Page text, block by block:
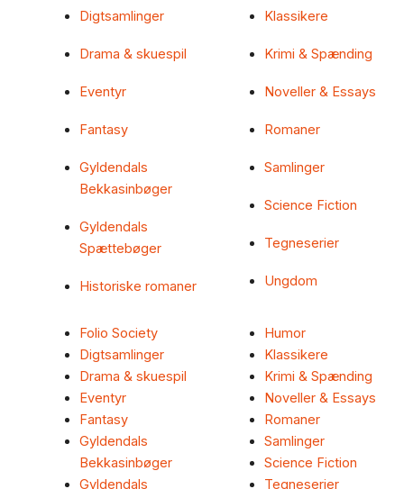
Digtsamlinger
Drama & skuespil
Eventyr
Fantasy
Gyldendals
Bekkasinbøger
Gyldendals
Spættebøger
Historiske romaner
Klassikere
Krimi & Spænding
Noveller & Essays
Romaner
Samlinger
Science Fiction
Tegneserier
Ungdom
Folio Society
Digtsamlinger
Drama & skuespil
Eventyr
Fantasy
Gyldendals
Bekkasinbøger
Gyldendals
Humor
Klassikere
Krimi & Spænding
Noveller & Essays
Romaner
Samlinger
Science Fiction
Tegneserier